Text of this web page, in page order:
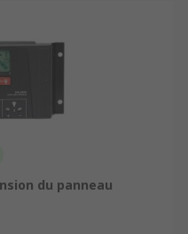
du panneau